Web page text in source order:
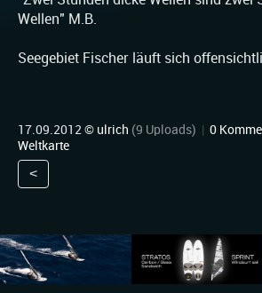
Wellen" M.B.
Seegebiet Fischer läuft sich
17.09.2012 © ulrich (9 Uploads) | 0
Weltkarte
<